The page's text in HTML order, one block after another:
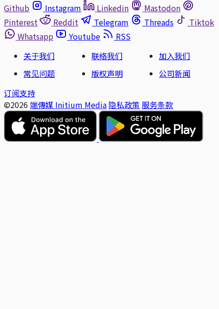
Github
Instagram Linkedin
Mastodon
Pinterest
Reddit Telegram Threads
Tiktok
Whatsapp
Youtube
RSS
关于我们
联络我们
加入我们
常见问题
版权声明
公司新闻
订阅支持
©2026 端傳媒 Initium Media 隐私政策 服务条款